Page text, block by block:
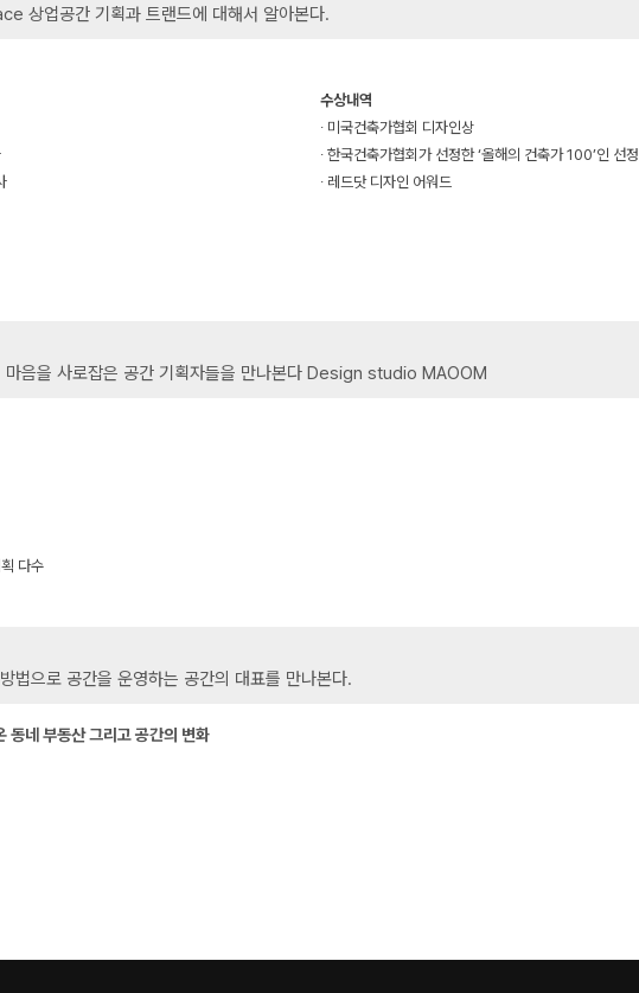
상업공간 기획과 트랜드에 대해서 알아본다.
수상내역
∙ 미국건축가협회 디자인상
∙ 한국건축가협회가 선정한 ‘올해의 건축가 100’인 선정
∙ 레드닷 디자인 어워드
마음을 사로잡은 공간 기획자들을 만나본다 Design studio MAOOM
다수
법으로 공간을 운영하는 공간의 대표를 만나본다.
동네 부동산 그리고 공간의 변화